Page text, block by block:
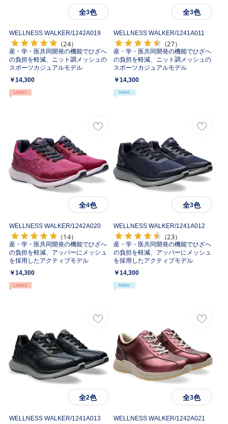
全3色
WELLNESS WALKER/1242A019
（24）
産・学・医共同開発の機能でひざへ
の負担を軽減、ニット調メッシュの
スポーツカジュアルモデル
￥14,300
全3色
WELLNESS WALKER/1241A011
（27）
産・学・医共同開発の機能でひざへ
の負担を軽減、ニット調メッシュの
スポーツカジュアルモデル
￥14,300
全4色
WELLNESS WALKER/1242A020
（14）
産・学・医共同開発の機能でひざへ
の負担を軽減、アッパーにメッシュ
を採用したアクティブモデル
￥14,300
全3色
WELLNESS WALKER/1241A012
（23）
産・学・医共同開発の機能でひざへ
の負担を軽減、アッパーにメッシュ
を採用したアクティブモデル
￥14,300
全2色
WELLNESS WALKER/1241A013
全3色
WELLNESS WALKER/1242A021